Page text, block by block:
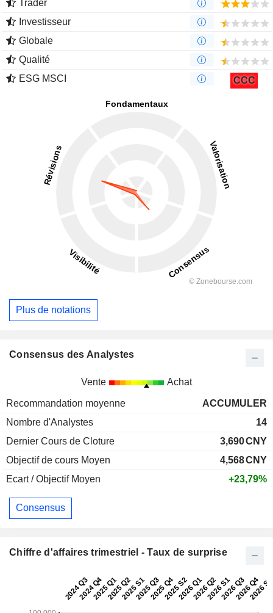
Trader
Investisseur
Globale
Qualité
ESG MSCI
CCC
Plus de notations
Consensus des Analystes
Vente Achat
Recommandation moyenne
ACCUMULER
Nombre d'Analystes
14
Dernier Cours de Cloture
3,690CNY
Objectif de cours Moyen
4,568CNY
Ecart / Objectif Moyen
+23,79%
Consensus
Chiffre d'affaires trimestriel - Taux de surprise